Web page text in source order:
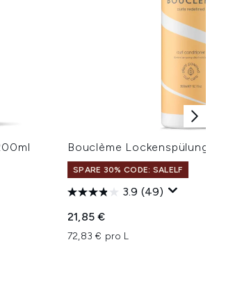
Bouclème Lockenspülung 300
SPARE 30% CODE: SALELF
3.9 (49)
21,85 €
72,83 € pro L